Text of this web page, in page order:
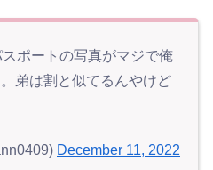
ポートの写真がマジで俺
弟は割と似てるんやけど
December 11, 2022